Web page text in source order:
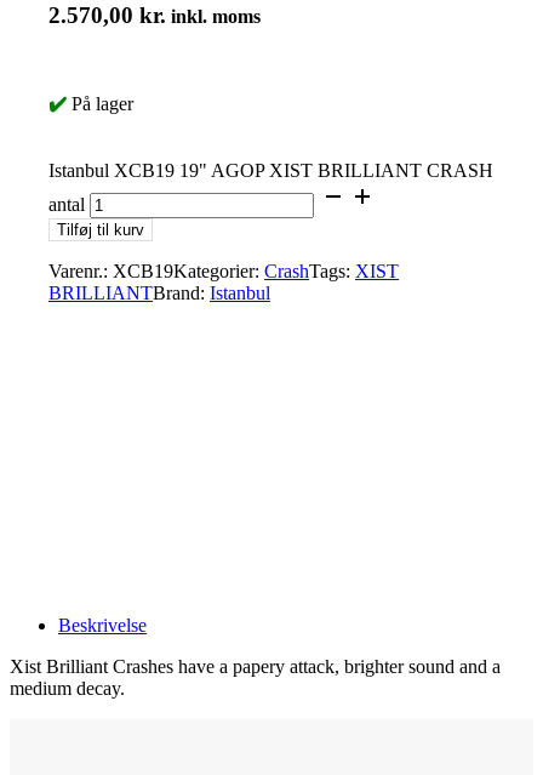
2.570,00 kr. inkl. moms
✔️ På lager
Istanbul XCB19 19" AGOP XIST BRILLIANT CRASH
antal
Tilføj til kurv
Varenr.: XCB19Kategorier: CrashTags: XIST
BRILLIANTBrand: Istanbul
Beskrivelse
Xist Brilliant Crashes have a papery attack, brighter sound and a
medium decay.